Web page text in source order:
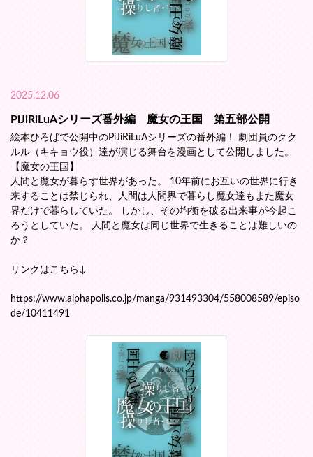
2025.12.06
PiJiRiLuAシリーズ番外編 魔女の王国 第五部公開
絵本ひろばで公開中のPiJiRiLuAシリーズの番外編！ 劇団員のクク
ルル（キキョウ役）達が演じる舞台を漫画として公開しました。
【魔女の王国】
人間と魔女が暮らす世界があった。 10年前にお互いの世界に行き
来することは禁じられ、人間は人間界で暮らし魔女達もまた魔女
界だけで暮らしていた。 しかし、その均衡を破る出来事が今起こ
ろうとしていた。 人間と魔女は同じ世界で生きることは難しいの
か？
リンクはこちら↓
https://www.alphapolis.co.jp/manga/931493304/558008589/episo
de/10411491